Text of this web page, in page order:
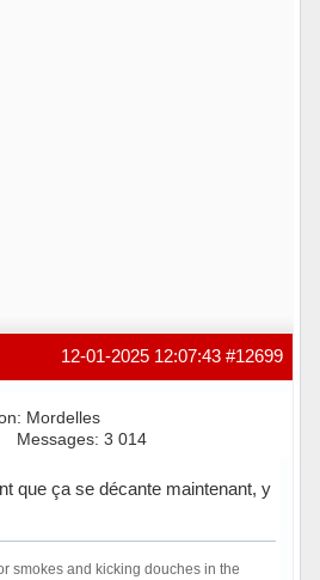
#12699
12-01-2025 12:07:43
Mordelles
Messages: 3 014
que ça se décante maintenant, y
smokes and kicking douches in the